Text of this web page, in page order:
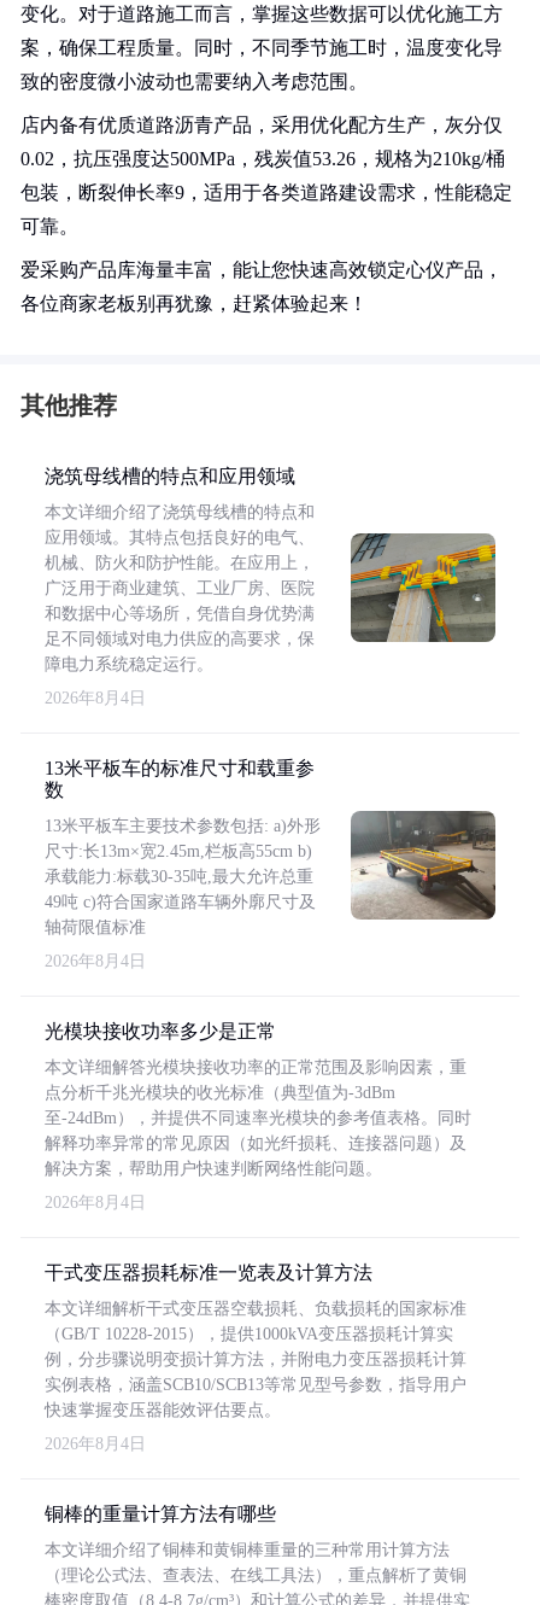
变化。对于道路施工而言，掌握这些数据可以优化施工方
案，确保工程质量。同时，不同季节施工时，温度变化导
致的密度微小波动也需要纳入考虑范围。
店内备有优质道路沥青产品，采用优化配方生产，灰分仅
0.02，抗压强度达500MPa，残炭值53.26，规格为210kg/桶
包装，断裂伸长率9，适用于各类道路建设需求，性能稳定
可靠。
爱采购产品库海量丰富，能让您快速高效锁定心仪产品，
各位商家老板别再犹豫，赶紧体验起来！
其他推荐
浇筑母线槽的特点和应用领域
本文详细介绍了浇筑母线槽的特点和
应用领域。其特点包括良好的电气、
机械、防火和防护性能。在应用上，
广泛用于商业建筑、工业厂房、医院
和数据中心等场所，凭借自身优势满
足不同领域对电力供应的高要求，保
障电力系统稳定运行。
2026年8月4日
13米平板车的标准尺寸和载重参
数
13米平板车主要技术参数包括: a)外形
尺寸:长13m×宽2.45m,栏板高55cm b)
承载能力:标载30-35吨,最大允许总重
49吨 c)符合国家道路车辆外廓尺寸及
轴荷限值标准
2026年8月4日
光模块接收功率多少是正常
本文详细解答光模块接收功率的正常范围及影响因素，重
点分析千兆光模块的收光标准（典型值为-3dBm
至-24dBm），并提供不同速率光模块的参考值表格。同时
解释功率异常的常见原因（如光纤损耗、连接器问题）及
解决方案，帮助用户快速判断网络性能问题。
2026年8月4日
干式变压器损耗标准一览表及计算方法
本文详细解析干式变压器空载损耗、负载损耗的国家标准
（GB/T 10228-2015），提供1000kVA变压器损耗计算实
例，分步骤说明变损计算方法，并附电力变压器损耗计算
实例表格，涵盖SCB10/SCB13等常见型号参数，指导用户
快速掌握变压器能效评估要点。
2026年8月4日
铜棒的重量计算方法有哪些
本文详细介绍了铜棒和黄铜棒重量的三种常用计算方法
（理论公式法、查表法、在线工具法），重点解析了黄铜
棒密度取值（8.4-8.7g/cm³）和计算公式的差异，并提供实